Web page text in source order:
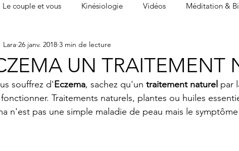
Le couple et vous Kinésiologie Vidéos Méditation &
UN TRAITEMENT
Lara 26 janv. 2018 3 min de lecture
souffrez d'Eczema, sachez qu'un traitement naturel par
Traitements naturels, plantes ou huiles
n'est pas une simple maladie de peau mais le